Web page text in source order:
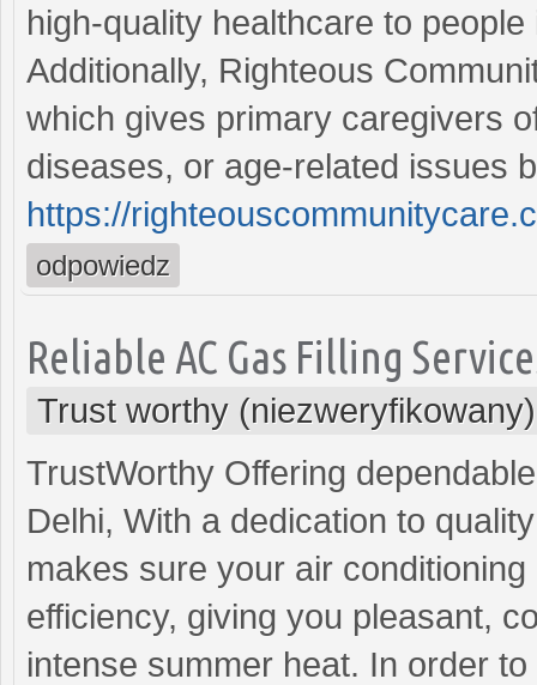
high-quality healthcare to
Additionally, Righteous
which gives primary caregivers
diseases, or age-related issues
https://
odpowiedz
Reliable AC Gas Filling
Trust worthy (niezweryfikowany)
TrustWorthy Offering
Delhi, With a dedication to
makes sure your air
efficiency, giving you pleasant,
intense summer heat. In order